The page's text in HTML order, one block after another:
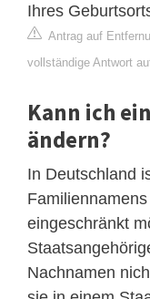
Ihres
Antrag auf
vollständige Antwort
Kann ich
ändern?
In Deutschland
eingeschränkt
Nachnamen